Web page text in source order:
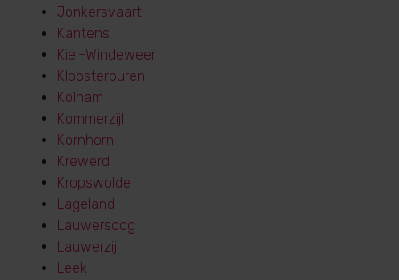
Jonkersvaart
Kantens
Kiel-Windeweer
Kloosterburen
Kolham
Kommerzijl
Kornhorn
Krewerd
Kropswolde
Lageland
Lauwersoog
Lauwerzijl
Leek